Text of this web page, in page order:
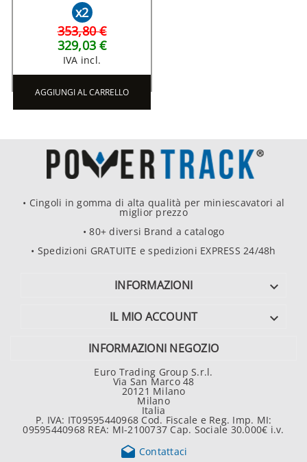
x2
353,80 €
329,03 €
IVA incl.
AGGIUNGI AL CARRELLO
• Cingoli in gomma di alta qualità per miniescavatori al
miglior prezzo
• 80+ diversi Brand a catalogo
• Spedizioni GRATUITE e spedizioni EXPRESS 24/48h
INFORMAZIONI 
IL MIO ACCOUNT 
INFORMAZIONI NEGOZIO
Euro Trading Group S.r.l.
Via San Marco 48
20121 Milano
Milano
Italia
P. IVA: IT09595440968 Cod. Fiscale e Reg. Imp. MI:
09595440968 REA: MI-2100737 Cap. Sociale 30.000€ i.v.
 Contattaci